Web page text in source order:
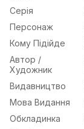
Серія
Персонаж
Кому Підійде
Автор /
Художник
Видавництво
Мова Видання
Обкладинка